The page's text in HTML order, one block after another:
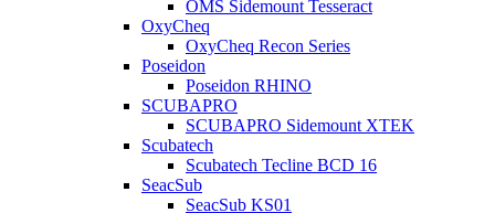
OMS Sidemount Tesseract
OxyCheq
OxyCheq Recon Series
Poseidon
Poseidon RHINO
SCUBAPRO
SCUBAPRO Sidemount XTEK
Scubatech
Scubatech Tecline BCD 16
SeacSub
SeacSub KS01